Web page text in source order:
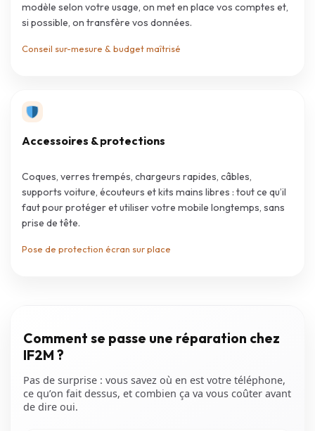
modèle selon votre usage, on met en place vos comptes et,
si possible, on transfère vos données.
Conseil sur-mesure & budget maîtrisé
Accessoires & protections
Coques, verres trempés, chargeurs rapides, câbles,
supports voiture, écouteurs et kits mains libres : tout ce qu’il
faut pour protéger et utiliser votre mobile longtemps, sans
prise de tête.
Pose de protection écran sur place
Comment se passe une réparation chez
IF2M ?
Pas de surprise : vous savez où en est votre téléphone,
ce qu’on fait dessus, et combien ça va vous coûter avant
de dire oui.